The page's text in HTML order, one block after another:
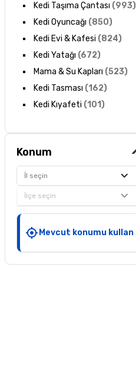
Kedi Taşıma Çantası (993)
Kedi Oyuncağı (850)
Kedi Evi & Kafesi (824)
Kedi Yatağı (672)
Mama & Su Kapları (523)
Kedi Tasması (162)
Kedi Kıyafeti (101)
Konum
İl seçin
İlçe seçin
Mevcut konumu kullan